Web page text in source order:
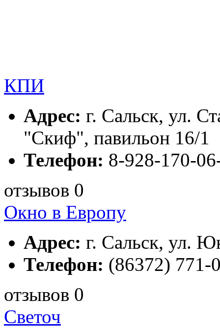
КПИ
Адрес: г. Сальск, ул.
"Скиф", павильон 16/1
Телефон: 8-928-170-
отзывов 0
Окно в Европу
Адрес: г. Сальск, ул.
Телефон: (86372) 771-
отзывов 0
Светоч